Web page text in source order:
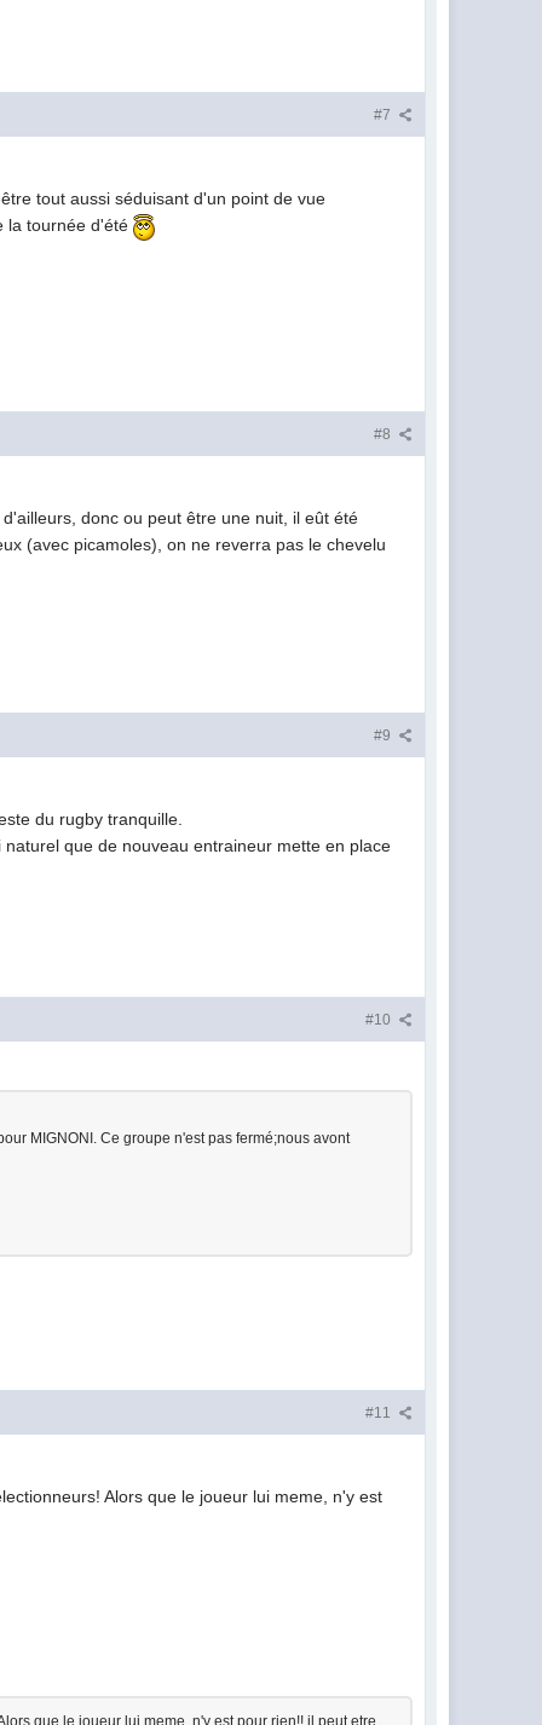
#7
tout aussi séduisant d'un point de vue
la tournée d'été
#8
donc ou peut être une nuit, il eût été
(avec picamoles), on ne reverra pas le chevelu
#9
du rugby tranquille.
que de nouveau entraineur mette en place
#10
MIGNONI. Ce groupe n'est pas fermé;nous avont
#11
Alors que le joueur lui meme, n'y est
que le joueur lui meme, n'y est pour rien!! il peut etre